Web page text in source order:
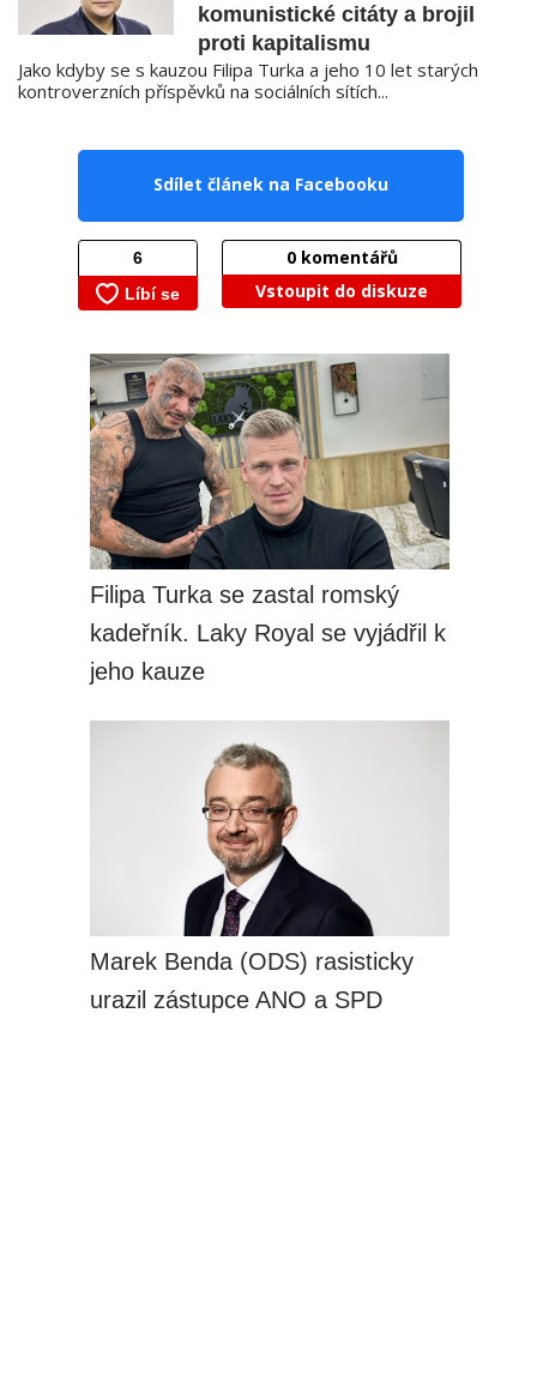
komunistické citáty a brojil
proti kapitalismu
Jako kdyby se s kauzou Filipa Turka a jeho 10 let starých
kontroverzních příspěvků na sociálních sítích...
Sdílet článek na Facebooku
0komentářů
Vstoupit do diskuze
Filipa Turka se zastal romský
kadeřník. Laky Royal se vyjádřil k
jeho kauze
Marek Benda (ODS) rasisticky
urazil zástupce ANO a SPD